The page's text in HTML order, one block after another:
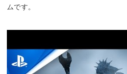
ムです。